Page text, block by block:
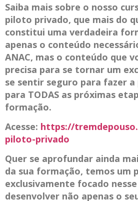
Saiba mais sobre o nosso
piloto privado, que mais do
constitui uma verdadeira
apenas o conteúdo
ANAC, mas o conteúdo que
precisa para se tornar um
se sentir seguro para fazer a
para TODAS as próximas
formação.
Acesse: https://
piloto-privado
Quer se aprofundar ainda
da sua formação, temos um
exclusivamente focado
desenvolver não apenas o